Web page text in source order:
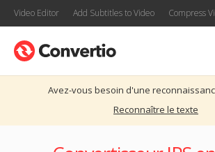
Video Editor Add Subtitles to Video Compress
Avez-vous besoin d'une
Reconnaître le texte